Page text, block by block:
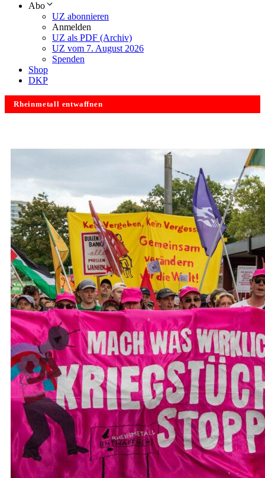
Abo
UZ abonnieren
Anmelden
UZ als PDF (Archiv)
UZ vom 7. August 2026
Spenden
Shop
DKP
Rheinmetall entwaffnen